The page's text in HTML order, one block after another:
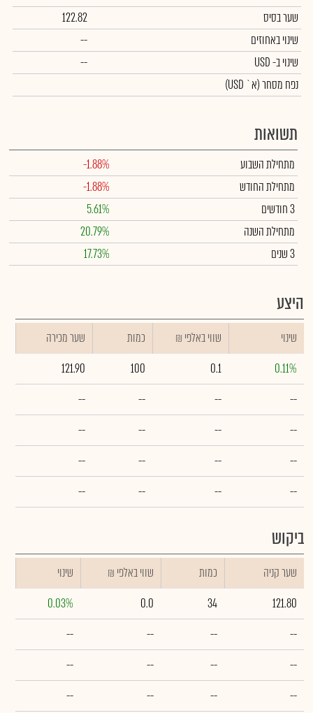
שער בסיס
122.82
שינוי באחוזים
--
שינויב- USD
--
נפח מסחר(א` USD)
תשואות
מתחילת השבוע
-1.88%
מתחילת החודש
-1.88%
3 חודשים
5.61%
מתחילת השנה
20.79%
3 שנים
17.73%
היצע
שינוי ₪ שווי באלפי כמות
שער מכירה
0.11%
0.1
100
121.90
--
--
--
--
--
--
--
--
--
--
--
--
--
--
--
--
ביקוש
שער קניה כמות ₪ שווי באלפי
שינוי
121.80
34
0.0
0.03%
--
--
--
--
--
--
--
--
--
--
--
--